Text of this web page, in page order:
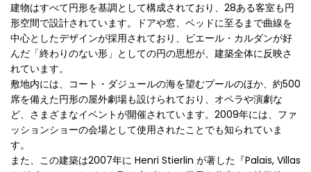
建物はすべて円形を基調として構成されており、28ある客室も円
形空間で設計されています。ドアや窓、ベッドに至るまで曲線を
中心としたデザインが採用されており、ピエール・カルダンが好
んだ「終わりのない形」としての円の思想が、建築全体に反映さ
れています。
敷地内には、コート・ダジュールの海を望むプールのほか、約500
席を備えた円形の屋外劇場も設けられており、オペラや演劇な
ど、さまざまなイベントが開催されています。2009年には、ファ
ッションショーの会場として使用されたことでも知られていま
す。
また、この建築は2007年に Henri Stierlin が著した『Palais, Villas